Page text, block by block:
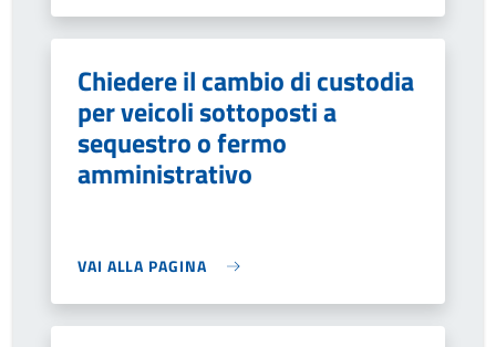
Chiedere il cambio di custodia
per veicoli sottoposti a
sequestro o fermo
amministrativo
VAI ALLA PAGINA